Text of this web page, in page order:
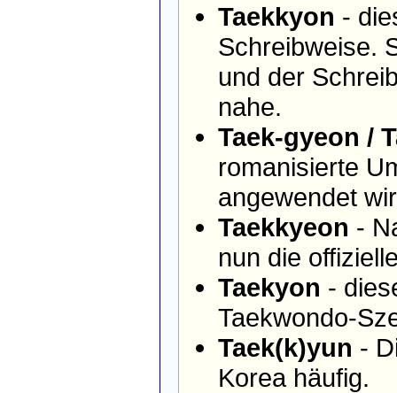
Taekkyon -
Schreibweise.
und der
nahe.
Taek-gyeon /
romanisierte
angewendet
Taekkyeon -
nun die
Taekyon -
Taekwondo-
Taek(k)yun -
Korea häufig.